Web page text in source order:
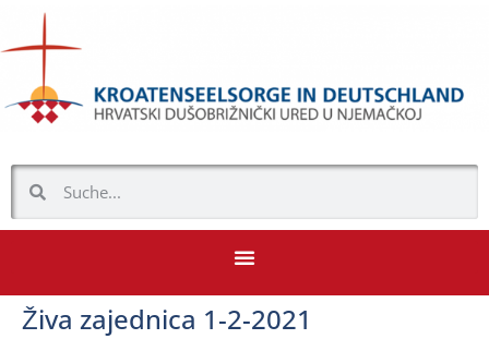
Živa zajednica 1-2-2021